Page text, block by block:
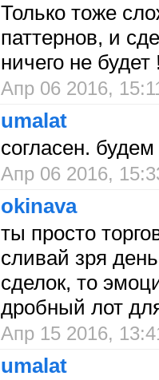
Только тоже
паттернов, и
ничего не будет !
Апр 06 2016,
umalat
согласен.
Апр 06 2016,
okinava
ты просто
сливай зря
сделок, то
дробный лот
Апр 15 2016,
umalat